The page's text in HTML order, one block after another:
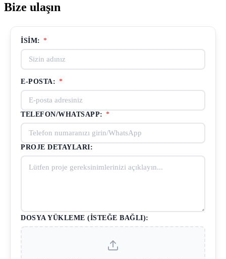
Bize ulaşın
İSIM: *
E-POSTA: *
TELEFON/WHATSAPP: *
PROJE DETAYLARI:
DOSYA YÜKLEME (İSTEĞE BAĞLI):